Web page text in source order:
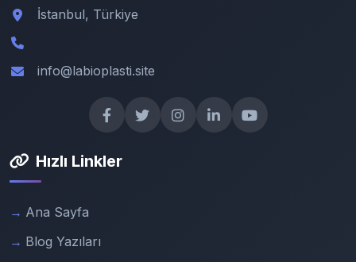
İstanbul, Türkiye
info@labioplasti.site
Hızlı Linkler
Ana Sayfa
Blog Yazıları